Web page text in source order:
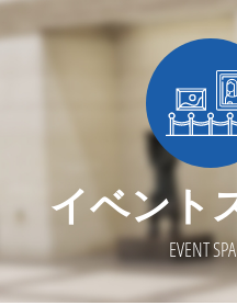
イベント
EVENT